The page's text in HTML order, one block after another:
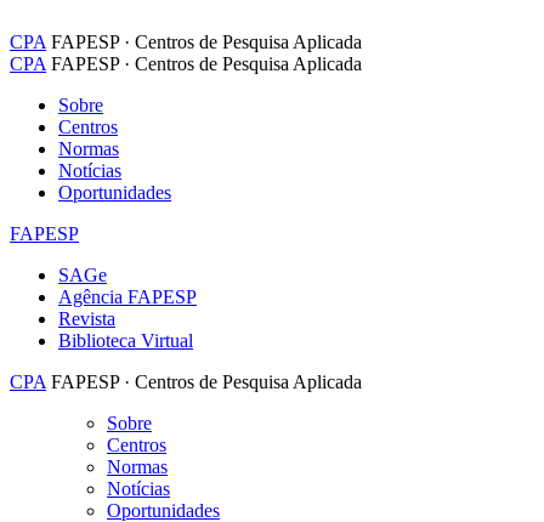
CPA FAPESP · Centros de Pesquisa Aplicada
CPA FAPESP · Centros de Pesquisa Aplicada
Sobre
Centros
Normas
Notícias
Oportunidades
FAPESP
SAGe
Agência FAPESP
Revista
Biblioteca Virtual
CPA FAPESP · Centros de Pesquisa Aplicada
Sobre
Centros
Normas
Notícias
Oportunidades